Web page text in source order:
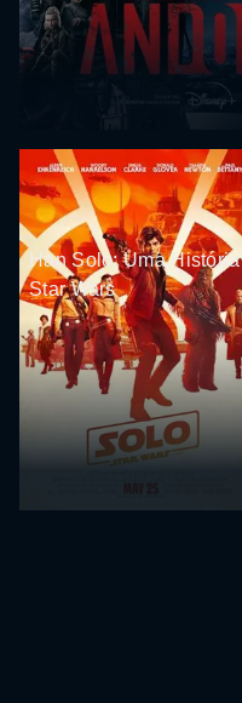
Han Solo: Uma História
Star Wars